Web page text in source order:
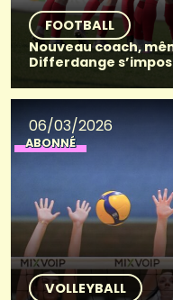
FOOTBALL
Nouveau coach,
Differdange
06/03/2026
ABONNÉ
VOLLEYBALL